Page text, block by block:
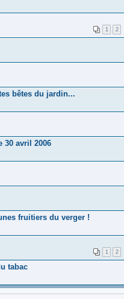
1 2
bêtes du jardin...
30 avril 2006
fruitiers du verger !
1 2
tabac